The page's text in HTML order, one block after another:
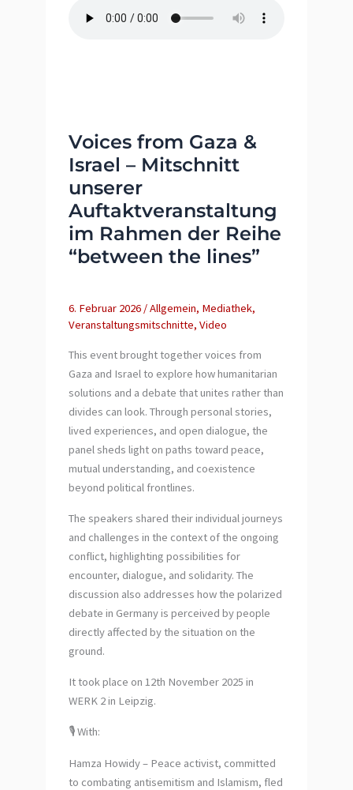
Voices from Gaza &
Israel – Mitschnitt
unserer
Auftaktveranstaltung
im Rahmen der Reihe
“between the lines”
6. Februar 2026 /Allgemein, Mediathek,
Veranstaltungsmitschnitte,Video
This event brought together voices from
Gaza and Israel to explore how humanitarian
solutions and a debate that unites rather than
divides can look. Through personal stories,
lived experiences, and open dialogue, the
panel sheds light on paths toward peace,
mutual understanding, and coexistence
beyond political frontlines.
The speakers shared their individual journeys
and challenges in the context of the ongoing
conflict, highlighting possibilities for
encounter, dialogue, and solidarity. The
discussion also addresses how the polarized
debate in Germany is perceived by people
directly affected by the situation on the
ground.
It took place on 12th November 2025 in
WERK 2 in Leipzig.
🎙️ With:
Hamza Howidy – Peace activist, committed
to combating antisemitism and Islamism, fled